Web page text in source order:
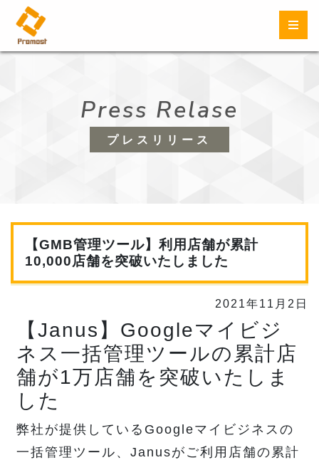
Press Relase
プレスリリース
【GMB管理ツール】利用店舗が累計
10,000店舗を突破いたしました
2021年11月2日
【Janus】Googleマイビジ
ネス一括管理ツールの累計店
舗が1万店舗を突破いたしま
した
弊社が提供しているGoogleマイビジネスの
一括管理ツール、Janusがご利用店舗の累計